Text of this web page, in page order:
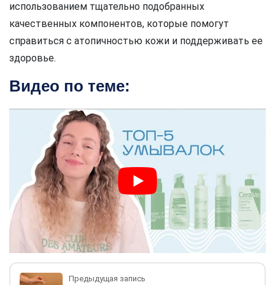
использованием тщательно подобранных
качественных компонентов, которые помогут
справиться с атопичностью кожи и поддерживать ее
здоровье.
Видео по теме:
Предыдущая запись